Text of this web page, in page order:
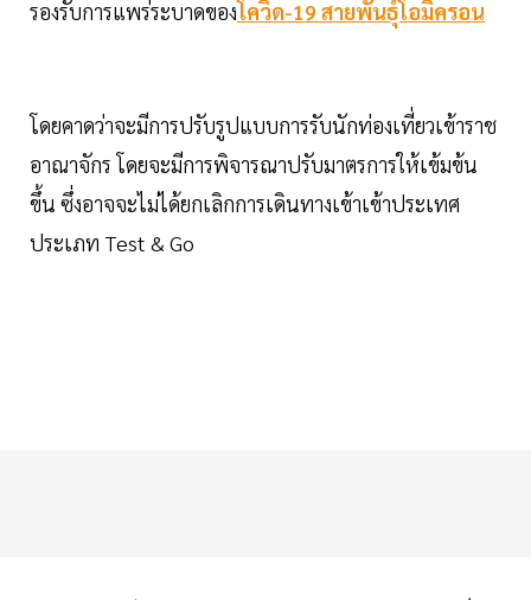
รองรับการแพร่ระบาดของโควิด-19 สายพันธุ์โอมิครอน
โดยคาดว่าจะมีการปรับรูปแบบการรับนักท่องเที่ยวเข้าราช
อาณาจักร โดยจะมีการพิจารณาปรับมาตรการให้เข้มข้น
ขึ้น ซึ่งอาจจะไม่ได้ยกเลิกการเดินทางเข้าเข้าประเทศ
ประเภท Test & Go